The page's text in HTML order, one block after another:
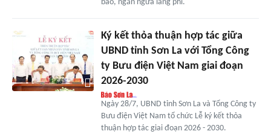
báo, ngăn ngừa lãng phí.
Ký kết thỏa thuận hợp tác giữa
UBND tỉnh Sơn La với Tổng Công
ty Bưu điện Việt Nam giai đoạn
2026-2030
Ngày 28/7, UBND tỉnh Sơn La và Tổng Công ty
Bưu điện Việt Nam tổ chức Lễ ký kết thỏa
thuận hợp tác giai đoạn 2026 - 2030.